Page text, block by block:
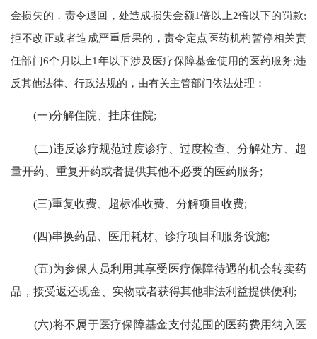
金损失的，责令退回，处造成损失金额1倍以上2倍以下的罚款;
拒不改正或者造成严重后果的，责令定点医药机构暂停相关责
任部门6个月以上1年以下涉及医疗保障基金使用的医药服务;违
反其他法律、行政法规的，由有关主管部门依法处理：
(一)分解住院、挂床住院;
(二)违反诊疗规范过度诊疗、过度检查、分解处方、超
量开药、重复开药或者提供其他不必要的医药服务;
(三)重复收费、超标准收费、分解项目收费;
(四)串换药品、医用耗材、诊疗项目和服务设施;
(五)为参保人员利用其享受医疗保障待遇的机会转卖药
品，接受返还现金、实物或者获得其他非法利益提供便利;
(六)将不属于医疗保障基金支付范围的医药费用纳入医